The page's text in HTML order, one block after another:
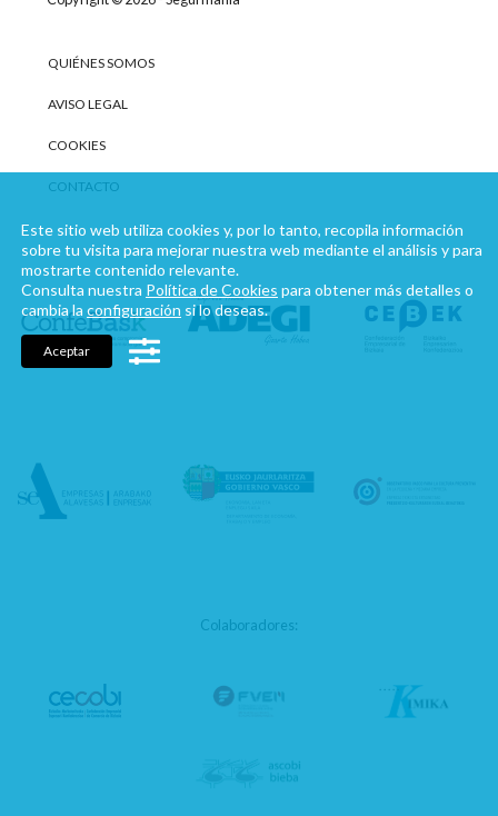
QUIÉNES SOMOS
AVISO LEGAL
COOKIES
CONTACTO
Colaboradores:
Este sitio web utiliza cookies y, por lo tanto, recopila información
sobre tu visita para mejorar nuestra web mediante el análisis y para
mostrarte contenido relevante.
Consulta nuestra Política de Cookies para obtener más detalles o
cambia la configuración si lo deseas.
Aceptar